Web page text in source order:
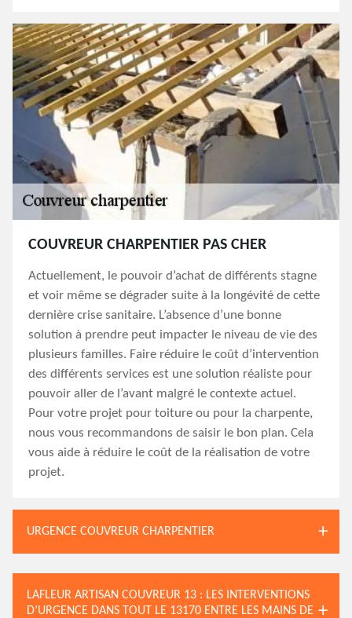
COUVREUR CHARPENTIER PAS CHER
Actuellement, le pouvoir d’achat de différents stagne
et voir même se dégrader suite à la longévité de cette
dernière crise sanitaire. L’absence d’une bonne
solution à prendre peut impacter le niveau de vie des
plusieurs familles. Faire réduire le coût d’intervention
des différents services est une solution réaliste pour
pouvoir aller de l’avant malgré le contexte actuel.
Pour votre projet pour toiture ou pour la charpente,
nous vous recommandons de saisir le bon plan. Cela
vous aide à réduire le coût de la réalisation de votre
projet.
URGENCE COUVREUR CHARPENTIER
LAFLEUR ARTISAN COUVREUR 13 : LES INTERVENTIONS
D’URGENCE DANS TOUT LE 13170 ENTRE LES MAINS DE